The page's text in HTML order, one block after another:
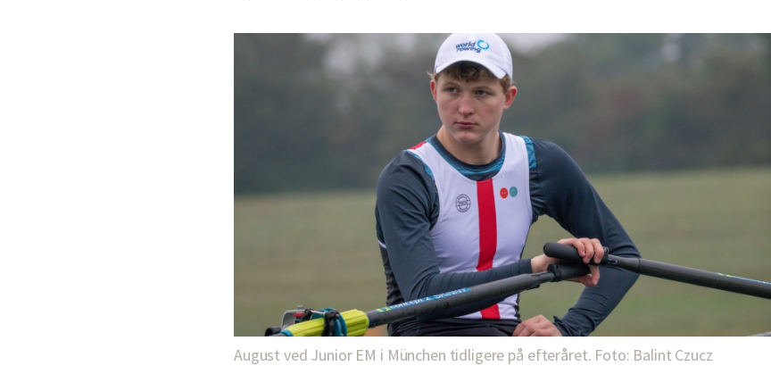
August ved Junior EM i München tidligere på efteråret. Foto: Balint Czucz